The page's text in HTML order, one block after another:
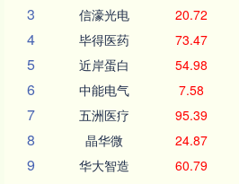
3 信濠光电 20.72
4 毕得医药 73.47
5 近岸蛋白 54.98
6 中能电气 7.58
7 五洲医疗 95.39
8 晶华微 24.87
9 华大智造 60.79